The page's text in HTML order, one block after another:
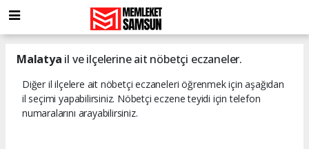
Malatya il ve ilçelerine ait nöbetçi eczaneler.
Diğer il ilçelere ait nöbetçi eczaneleri öğrenmek için aşağıdan
il seçimi yapabilirsiniz. Nöbetçi eczene teyidi için telefon
numaralarını arayabilirsiniz.